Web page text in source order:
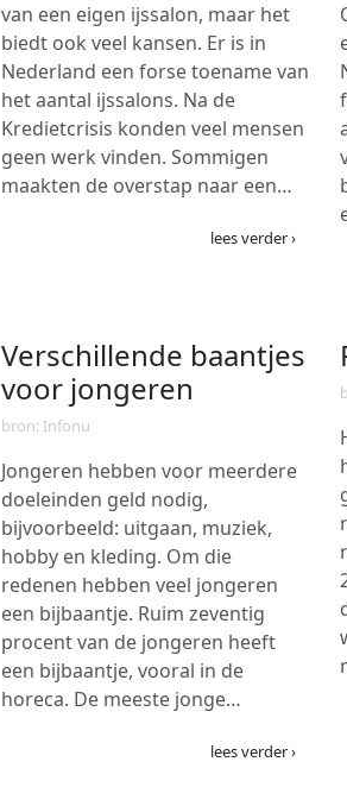
van een eigen ijssalon, maar het
biedt ook veel kansen. Er is in
Nederland een forse toename van
het aantal ijssalons. Na de
Kredietcrisis konden veel mensen
geen werk vinden. Sommigen
maakten de overstap naar een…
lees verder ›
Verschillende baantjes
voor jongeren
bron: Infonu
Jongeren hebben voor meerdere
doeleinden geld nodig,
bijvoorbeeld: uitgaan, muziek,
hobby en kleding. Om die
redenen hebben veel jongeren
een bijbaantje. Ruim zeventig
procent van de jongeren heeft
een bijbaantje, vooral in de
horeca. De meeste jonge…
lees verder ›